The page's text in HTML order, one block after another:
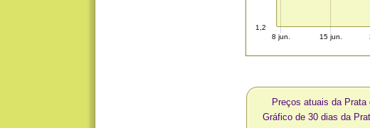
1,2
8 jun. 15 jun.
Preços atuais da Prata
Gráfico de 30 dias da